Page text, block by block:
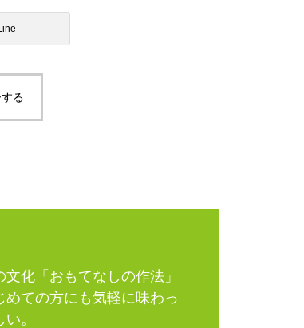
る
文化「おもてなしの作法」
めての方にも気軽に味わっ
。